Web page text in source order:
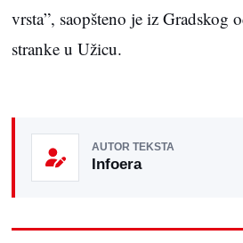
vrsta”, saopšteno je iz Gradskog
stranke u Užicu.
AUTOR TEKSTA
Infoera